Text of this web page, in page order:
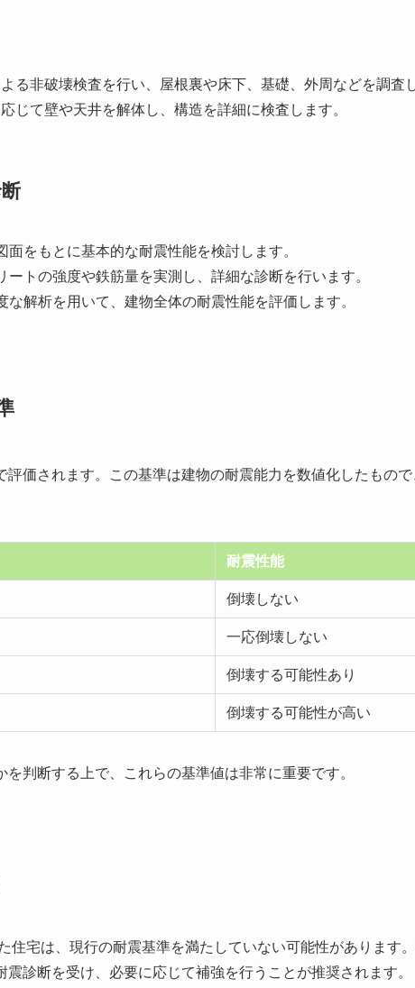
る非破壊検査を行い、屋根裏や床下、基礎、外周などを調査
じて壁や天井を解体し、構造を詳細に検査します。
面をもとに基本的な耐震性能を検討します。
ートの強度や鉄筋量を実測し、詳細な診断を行います。
な解析を用いて、建物全体の耐震性能を評価します。
評価されます。この基準は建物の耐震能力を数値化したもの
耐震性能
倒壊しない
一応倒壊しない
倒壊する可能性あり
倒壊する可能性が高い
判断する上で、これらの基準値は非常に重要です。
住宅は、現行の耐震基準を満たしていない可能性があります
診断を受け、必要に応じて補強を行うことが推奨されます。